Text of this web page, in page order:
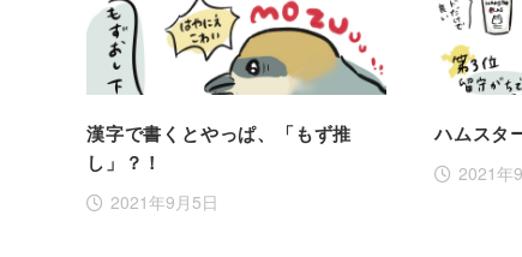
漢字で書くとやっぱ、「もず推
し」？！
2021年9月5日
ハムスタ
2021年